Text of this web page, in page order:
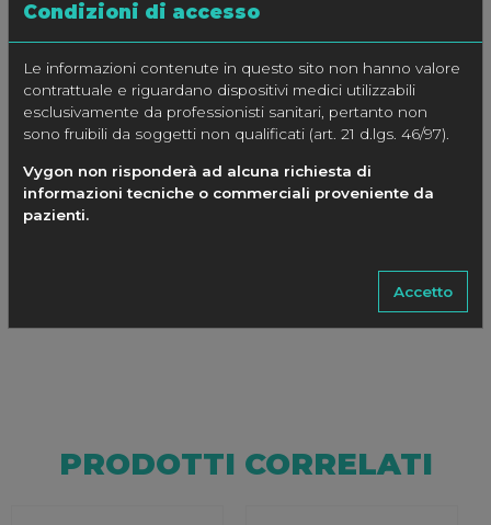
Condizioni di accesso
Le informazioni contenute in questo sito non hanno valore
contrattuale e riguardano dispositivi medici utilizzabili
esclusivamente da professionisti sanitari, pertanto non
sono fruibili da soggetti non qualificati (art. 21 d.lgs. 46/97).
Vygon non risponderà ad alcuna richiesta di
informazioni tecniche o commerciali proveniente da
pazienti.
Accetto
1 Vygel (bustina da 20 grammi) soluzione completamente
acquosa, non irritante, ipoallergica, inodore,
batteriostatica, acusticamente trasparente per le
frequenze utilizzate nelle applicazione ad ultrasuoni
1 sacca coprisonda (120 x 15 cm) con elastico
1 telo di apertura (45 x 35 cm)
PRODOTTI CORRELATI